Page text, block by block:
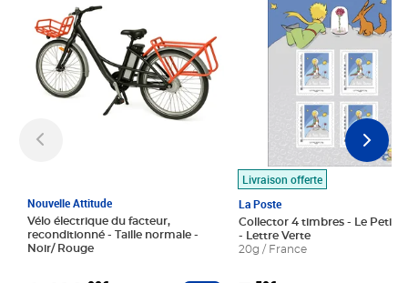
Nouvelle Attitude
Vélo électrique du facteur,
reconditionné - Taille normale -
Noir/ Rouge
Livraison offerte
La Poste
Collector 4 timbres - Le Petit
- Lettre Verte
20g / France